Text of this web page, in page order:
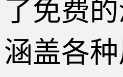
了免费的
涵盖各